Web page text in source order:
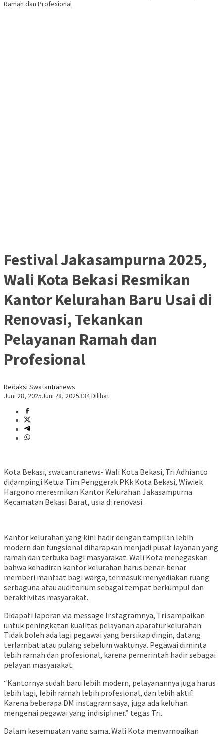
Ramah dan Profesional
Festival Jakasampurna 2025,
Wali Kota Bekasi Resmikan
Kantor Kelurahan Baru Usai di
Renovasi, Tekankan
Pelayanan Ramah dan
Profesional
Redaksi Swatantranews
Juni 28, 2025Juni 28, 2025334 Dilihat
Kota Bekasi, swatantranews- Wali Kota Bekasi, Tri Adhianto
didampingi Ketua Tim Penggerak PKk Kota Bekasi, Wiwiek
Hargono meresmikan Kantor Kelurahan Jakasampurna
Kecamatan Bekasi Barat, usia di renovasi.
Kantor kelurahan yang kini hadir dengan tampilan lebih
modern dan fungsional diharapkan menjadi pusat layanan yang
ramah dan terbuka bagi masyarakat. Wali Kota menegaskan
bahwa kehadiran kantor kelurahan harus benar-benar
memberi manfaat bagi warga, termasuk menyediakan ruang
serbaguna atau auditorium sebagai tempat berkumpul dan
beraktivitas masyarakat.
Didapati laporan via message Instagramnya, Tri sampaikan
untuk peningkatan kualitas pelayanan aparatur kelurahan.
Tidak boleh ada lagi pegawai yang bersikap dingin, datang
terlambat atau pulang sebelum waktunya. Pegawai diminta
lebih ramah dan profesional, karena pemerintah hadir sebagai
pelayan masyarakat.
“Kantornya sudah baru lebih modern, pelayanannya juga harus
lebih lagi, lebih ramah lebih profesional, dan lebih aktif.
Karena beberapa DM instagram saya, juga ada keluhan
mengenai pegawai yang indisipliner.” tegas Tri.
Dalam kesempatan yang sama, Wali Kota menyampaikan